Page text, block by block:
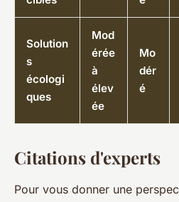
Solution
s
écologi
ques
Mod
érée
à
élev
ée
Mo
dér
é
Citations d'experts
Pour vous donner une